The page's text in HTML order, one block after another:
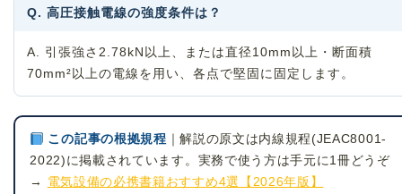
Q. 高圧接触電線の強度条件は？
A. 引張強さ2.78kN以上、または直径10mm以上・断面積
70mm²以上の電線を用い、各点で堅固に固定します。
この記事の根拠規程 ｜解説の原文は内線規程(JEAC8001-
2022)に掲載されています。実務で使う方は手元に1冊どうぞ
→ 電気設備の必携書籍おすすめ4選【2026年版】